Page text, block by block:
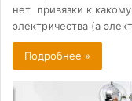
нет привязки к
электричества (а
Подробнее »